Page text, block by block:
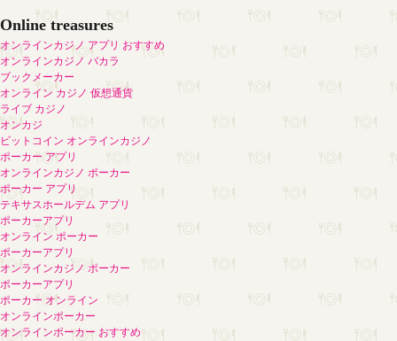
Online treasures
オンラインカジノ アプリ おすすめ
オンラインカジノ バカラ
ブックメーカー
オンライン カジノ 仮想通貨
ライブ カジノ
オンカジ
ビットコイン オンラインカジノ
ポーカー アプリ
オンラインカジノ ポーカー
ポーカー アプリ
テキサスホールデム アプリ
ポーカーアプリ
オンライン ポーカー
ポーカーアプリ
オンラインカジノ ポーカー
ポーカーアプリ
ポーカー オンライン
オンラインポーカー
オンラインポーカー おすすめ